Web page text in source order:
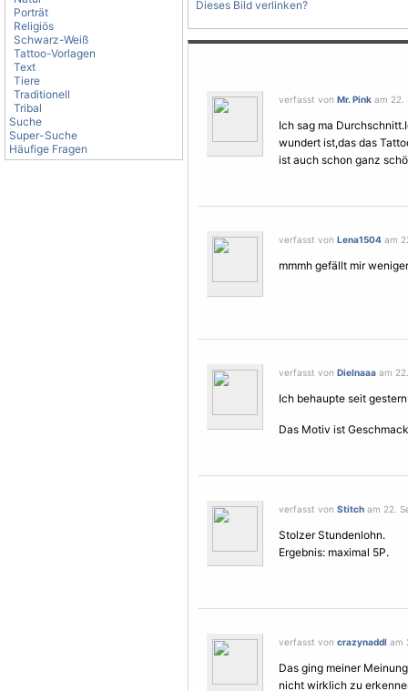
Porträt
Religiös
Schwarz-Weiß
Tattoo-Vorlagen
Text
Tiere
Traditionell
Tribal
Suche
Super-Suche
Häufige Fragen
Dieses Bild verlinken?
verfasst von Mr. Pink am 22.
Ich sag ma
wundert ist,das das
ist auch schon ganz
verfasst von Lena1504 am
mmmh gefällt mir
verfasst von DieInaaa am
Ich behaupte seit
Das Motiv ist
verfasst von Stitch am 22.
Stolzer Stundenlohn.
Ergebnis: maximal 5P.
verfasst von crazynaddl am
Das ging meiner
nicht wirklich zu